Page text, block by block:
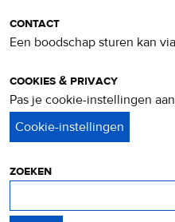
contact
Een boodschap sturen kan via
cookies & privacy
Pas je cookie-instellingen
zoeken